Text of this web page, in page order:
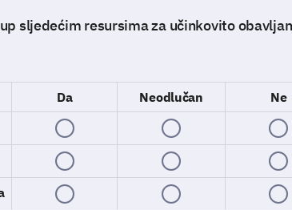
sljedećim resursima za učinkovito
Da Neodlučan
Ne